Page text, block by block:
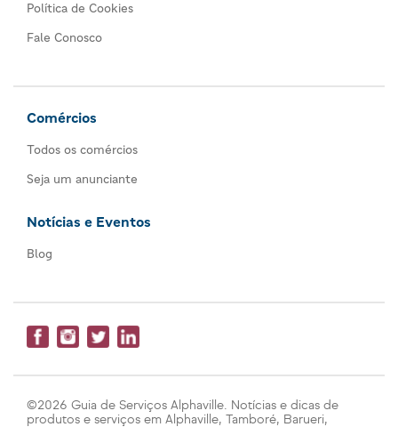
Política de Cookies
Fale Conosco
Comércios
Todos os comércios
Seja um anunciante
Notícias e Eventos
Blog
©2026 Guia de Serviços Alphaville. Notícias e dicas de
produtos e serviços em Alphaville, Tamboré, Barueri,